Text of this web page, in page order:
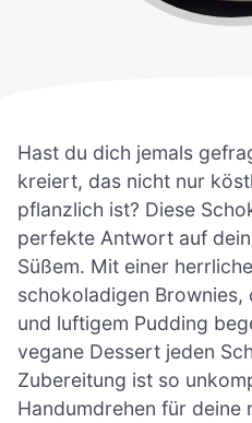
Hast du dich jemals
kreiert, das nicht nur
pflanzlich ist? Diese
perfekte Antwort auf
Süßem. Mit einer
schokoladigen Brownies,
und luftigem Pudding
vegane Dessert jeden
Zubereitung ist so
Handumdrehen für deine